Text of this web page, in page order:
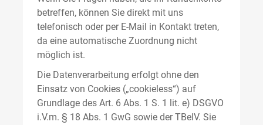
betreffen, können Sie direkt mit uns
telefonisch oder per E-Mail in Kontakt treten,
da eine automatische Zuordnung nicht
möglich ist.
Die Datenverarbeitung erfolgt ohne den
Einsatz von Cookies („cookieless“) auf
Grundlage des Art. 6 Abs. 1 S. 1 lit. e) DSGVO
i.V.m. § 18 Abs. 1 GwG sowie der TBelV. Sie